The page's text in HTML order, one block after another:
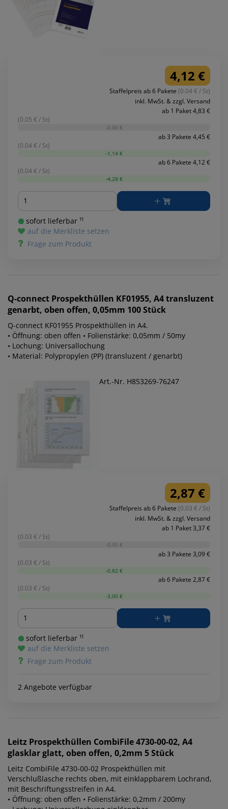
4,12 €
Staffelpreis ab 6 Pakete (0.04 € / St)
inkl. MwSt. & zzgl. Versand
ab 1 Paket 4,83 €
(0.05 € / St)
-0,00 €
ab 3 Pakete 4,45 €
(0.04 € / St)
-1,14 €
ab 6 Pakete 4,12 €
(0.04 € / St)
-4,28 €
Menge
sofort lieferbar ¹⁾
auf die Merkliste setzen
Frage zum Produkt
Q-connect Prospekthüllen KF01955, A4 transluzent
genarbt, oben offen, 0,05mm 100 Stück
Q-connect KF01955 Prospekthüllen in A4.
• Öffnung: oben offen • Folienstärke: 0,05mm / 50my
• Lochung: Universallochung
• Material: Polypropylen (PP) (transluzent / genarbt)
Art.-Nr. H853269-76247
2,87 €
Staffelpreis ab 6 Pakete (0.03 € / St)
inkl. MwSt. & zzgl. Versand
ab 1 Paket 3,37 €
(0.03 € / St)
-0,00 €
ab 3 Pakete 3,09 €
(0.03 € / St)
-0,82 €
ab 6 Pakete 2,87 €
(0.03 € / St)
-3,00 €
Menge
sofort lieferbar ¹⁾
auf die Merkliste setzen
Frage zum Produkt
2 Angebote verfügbar
Leitz Prospekthüllen CombiFile 4730-00-02, A4
glasklar glatt, oben offen, 0,2mm 5 Stück
Leitz CombiFile 4730-00-02 Prospekthüllen mit
Verschlußlasche rechts oben, mit einklappbarem Lochrand,
mit Beschriftungsstreifen in A4.
• Öffnung: oben offen • Folienstärke: 0,2mm / 200my